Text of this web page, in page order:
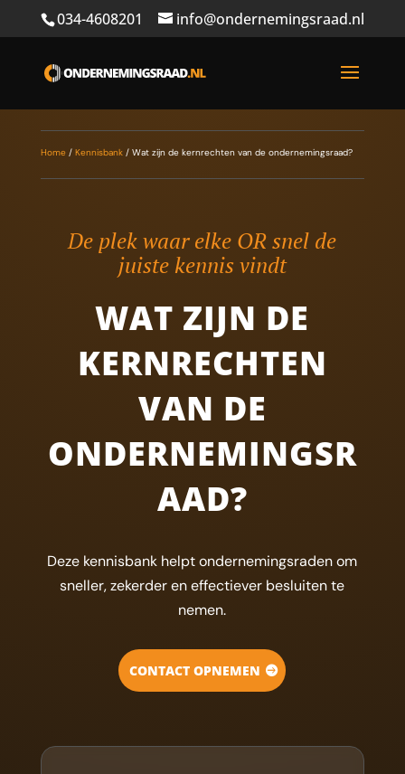
034-4608201 info@ondernemingsraad.nl
Home/ Kennisbank/ Wat zijn de kernrechten van de ondernemingsraad?
De plek waar elke OR snel de
juiste kennis vindt
WAT ZIJN DE
KERNRECHTEN
VAN DE
ONDERNEMINGSR
AAD?
Deze kennisbank helpt ondernemingsraden om
sneller, zekerder en effectiever besluiten te
nemen.
CONTACT OPNEMEN